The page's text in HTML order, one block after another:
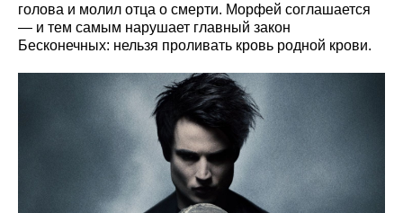
голова и молил отца о смерти. Морфей соглашается
— и тем самым нарушает главный закон
Бесконечных: нельзя проливать кровь родной крови.